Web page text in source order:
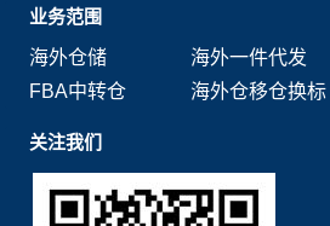
业务范围
海外仓储
海外一件代发
FBA中转仓
海外仓移仓换标
关注我们